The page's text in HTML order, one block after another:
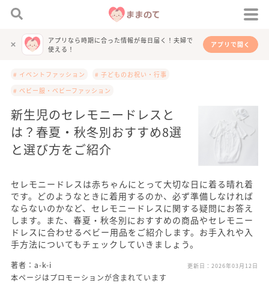
アプリなら時期に合った情報が毎日届く！夫婦で
使える！
アプリで開く
# イベントファッション
# 子どものお祝い・行事
# ベビー服・ベビーファッション
新生児のセレモニードレスと
は？春夏・秋冬別おすすめ8選
と選び方をご紹介
セレモニードレスは赤ちゃんにとって大切な日に着る晴れ着
です。どのようなときに着用するのか、必ず準備しなければ
ならないのかなど、セレモニードレスに関する疑問にお答え
します。また、春夏・秋冬別におすすめの商品やセレモニー
ドレスに合わせるベビー用品をご紹介します。お手入れや入
手方法についてもチェックしていきましょう。
著者：a-k-i 更新日： 2026年03月12日
本ページはプロモーションが含まれています